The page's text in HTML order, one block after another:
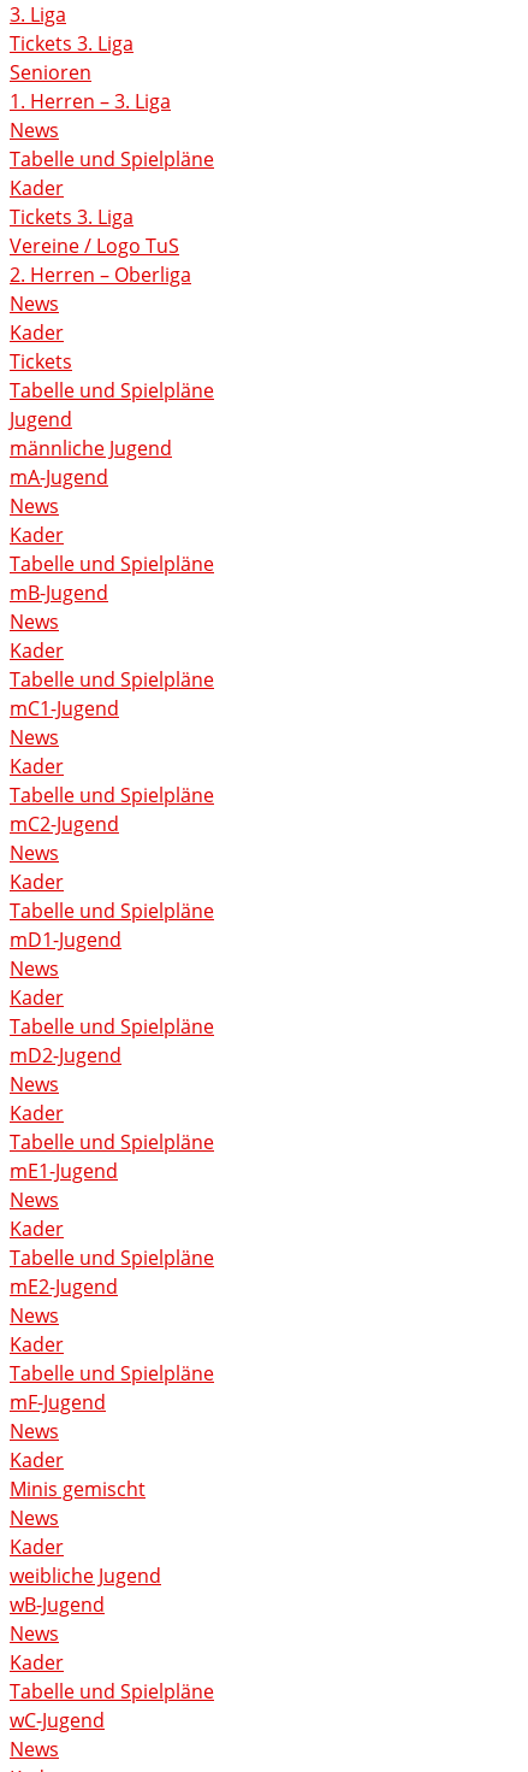
3. Liga
Tickets 3. Liga
Senioren
1. Herren – 3. Liga
News
Tabelle und Spielpläne
Kader
Tickets 3. Liga
Vereine / Logo TuS
2. Herren – Oberliga
News
Kader
Tickets
Tabelle und Spielpläne
Jugend
männliche Jugend
mA-Jugend
News
Kader
Tabelle und Spielpläne
mB-Jugend
News
Kader
Tabelle und Spielpläne
mC1-Jugend
News
Kader
Tabelle und Spielpläne
mC2-Jugend
News
Kader
Tabelle und Spielpläne
mD1-Jugend
News
Kader
Tabelle und Spielpläne
mD2-Jugend
News
Kader
Tabelle und Spielpläne
mE1-Jugend
News
Kader
Tabelle und Spielpläne
mE2-Jugend
News
Kader
Tabelle und Spielpläne
mF-Jugend
News
Kader
Minis gemischt
News
Kader
weibliche Jugend
wB-Jugend
News
Kader
Tabelle und Spielpläne
wC-Jugend
News